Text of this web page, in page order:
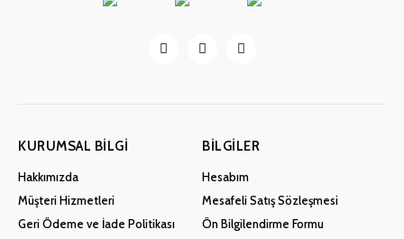
KURUMSAL BILGI
Hakkımızda
Müşteri Hizmetleri
Geri Ödeme ve İade Politikası
BILGILER
Hesabım
Mesafeli Satış Sözleşmesi
Ön Bilgilendirme Formu